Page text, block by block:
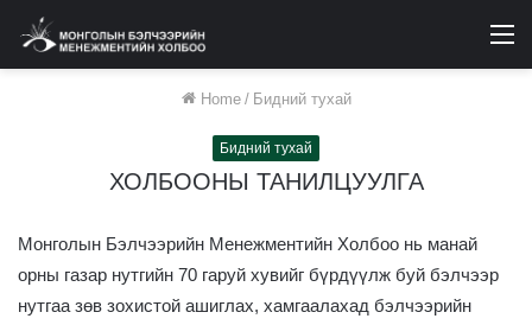
Home / Бидний тухай
Бидний тухай
ХОЛБООНЫ ТАНИЛЦУУЛГА
Монголын Бэлчээрийн Менежментийн Холбоо нь манай
орны газар нутгийн 70 гаруй хувийг бүрдүүлж буй бэлчээр
нутгаа зөв зохистой ашиглах, хамгаалахад бэлчээрийн